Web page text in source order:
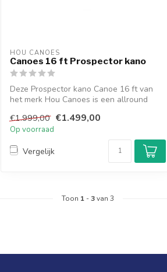
HOU CANOES
Canoes 16 ft Prospector kano
Deze Prospector kano Canoe 16 ft van
het merk Hou Canoes is een allround
€1.999,00 €1.499,00
Op voorraad
Vergelijk
Toon 1 -3van 3